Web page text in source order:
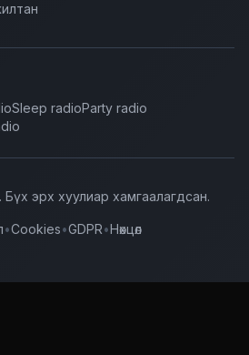
Sleep radioParty radio
. Бүх эрх хуулиар хамгаалагдсан.
•Cookies•GDPR•Нөхцөл